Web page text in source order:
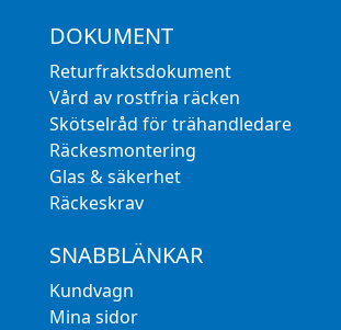
DOKUMENT
Returfraktsdokument
Vård av rostfria räcken
Skötselråd för trähandledare
Räckesmontering
Glas & säkerhet
Räckeskrav
SNABBLÄNKAR
Kundvagn
Mina sidor